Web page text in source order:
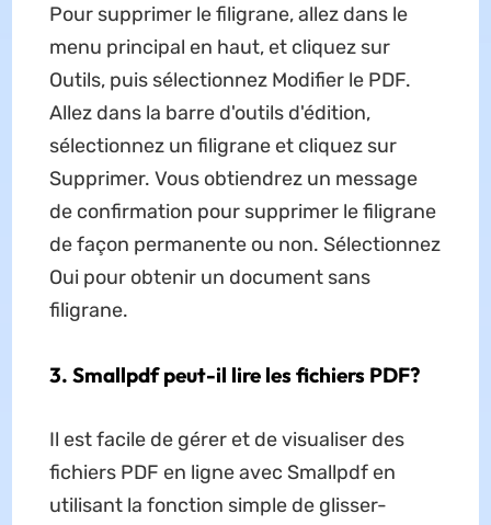
Pour supprimer le filigrane, allez dans le
menu principal en haut, et cliquez sur
Outils, puis sélectionnez Modifier le PDF.
Allez dans la barre d'outils d'édition,
sélectionnez un filigrane et cliquez sur
Supprimer. Vous obtiendrez un message
de confirmation pour supprimer le filigrane
de façon permanente ou non. Sélectionnez
Oui pour obtenir un document sans
filigrane.
3. Smallpdf peut-il lire les fichiers PDF?
Il est facile de gérer et de visualiser des
fichiers PDF en ligne avec Smallpdf en
utilisant la fonction simple de glisser-